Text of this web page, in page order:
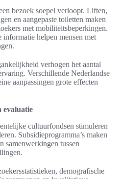
bezoek soepel verloopt. Liften,
en aangepaste toiletten maken
met mobiliteitsbeperkingen.
helpen mensen met
verhogen het aantal
Verschillende Nederlandse
aanpassingen grote effecten
evaluatie
cultuurfondsen stimuleren
Subsidieprogramma’s maken
samenwerkingen tussen
demografische